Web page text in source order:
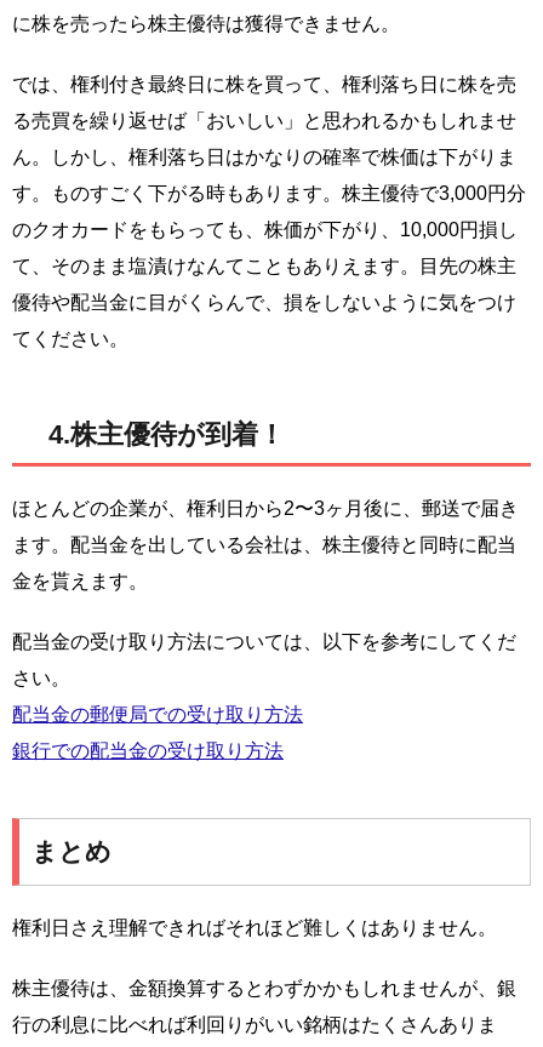
に株を売ったら株主優待は獲得できません。
では、権利付き最終日に株を買って、権利落ち日に株を売
る売買を繰り返せば「おいしい」と思われるかもしれませ
ん。しかし、権利落ち日はかなりの確率で株価は下がりま
す。ものすごく下がる時もあります。株主優待で3,000円分
のクオカードをもらっても、株価が下がり、10,000円損し
て、そのまま塩漬けなんてこともありえます。目先の株主
優待や配当金に目がくらんで、損をしないように気をつけ
てください。
4.株主優待が到着！
ほとんどの企業が、権利日から2〜3ヶ月後に、郵送で届き
ます。配当金を出している会社は、株主優待と同時に配当
金を貰えます。
配当金の受け取り方法については、以下を参考にしてくだ
さい。
配当金の郵便局での受け取り方法
銀行での配当金の受け取り方法
まとめ
権利日さえ理解できればそれほど難しくはありません。
株主優待は、金額換算するとわずかかもしれませんが、銀
行の利息に比べれば利回りがいい銘柄はたくさんありま